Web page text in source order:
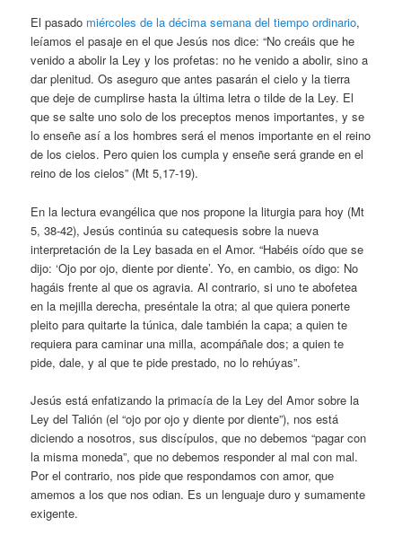
El pasado miércoles de la décima semana del tiempo ordinario,
leíamos el pasaje en el que Jesús nos dice: “No creáis que he
venido a abolir la Ley y los profetas: no he venido a abolir, sino a
dar plenitud. Os aseguro que antes pasarán el cielo y la tierra
que deje de cumplirse hasta la última letra o tilde de la Ley. El
que se salte uno solo de los preceptos menos importantes, y se
lo enseñe así a los hombres será el menos importante en el reino
de los cielos. Pero quien los cumpla y enseñe será grande en el
reino de los cielos” (Mt 5,17-19).
En la lectura evangélica que nos propone la liturgia para hoy (Mt
5, 38-42), Jesús continúa su catequesis sobre la nueva
interpretación de la Ley basada en el Amor. “Habéis oído que se
dijo: ‘Ojo por ojo, diente por diente’. Yo, en cambio, os digo: No
hagáis frente al que os agravia. Al contrario, si uno te abofetea
en la mejilla derecha, preséntale la otra; al que quiera ponerte
pleito para quitarte la túnica, dale también la capa; a quien te
requiera para caminar una milla, acompáñale dos; a quien te
pide, dale, y al que te pide prestado, no lo rehúyas”.
Jesús está enfatizando la primacía de la Ley del Amor sobre la
Ley del Talión (el “ojo por ojo y diente por diente”), nos está
diciendo a nosotros, sus discípulos, que no debemos “pagar con
la misma moneda”, que no debemos responder al mal con mal.
Por el contrario, nos pide que respondamos con amor, que
amemos a los que nos odian. Es un lenguaje duro y sumamente
exigente.